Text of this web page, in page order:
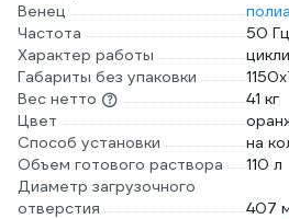
Венец
Частота
50 Гц
Характер работы
Габариты без упаковки
Вес нетто
41 кг
Цвет
Способ установки
на
Объем готового раствора
110 л
Диаметр загрузочного
отверстия
407